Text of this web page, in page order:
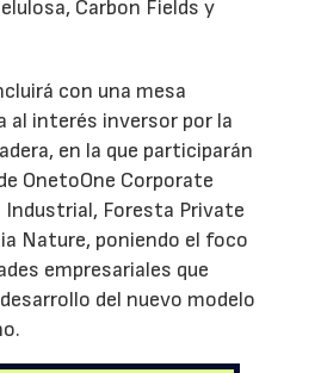
Carbon Fields y
con una mesa
al interés inversor por la
en la que participarán
OnetoOne Corporate
Industrial, Foresta Private
Nature, poniendo el foco
empresariales que
del nuevo modelo